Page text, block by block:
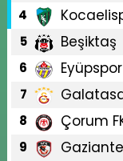
4
5 Beşiktaş
6 Eyüpspor
7
8 Çorum
9